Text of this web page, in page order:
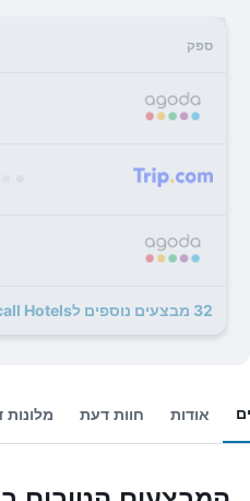
ספק
32 מבצעים נוספים לCmor Nimman by Recall Hotels
אודות חוות דעת מלונות